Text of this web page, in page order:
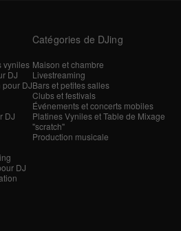
vyniles
DJ
pour DJ
DJ
DJ
Catégories de DJing
Maison et chambre
Livestreaming
Bars et petites salles
Clubs et festivals
Événements et concerts mobiles
Platines Vyniles et Table de Mixage
"scratch"
Production musicale